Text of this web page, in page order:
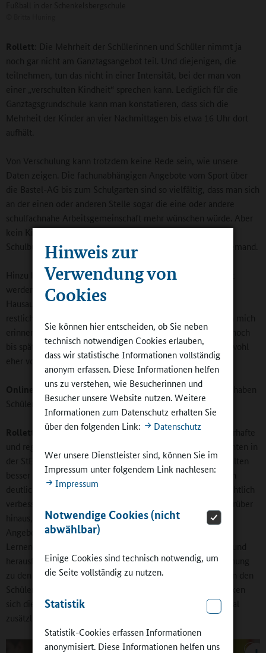
Hinweis zur
Verwendung von
Cookies
Sie können hier entscheiden, ob Sie neben
technisch notwendigen Cookies erlauben,
dass wir statistische Informationen vollständig
anonym erfassen. Diese Informationen helfen
uns zu verstehen, wie Besucherinnen und
Besucher unsere Website nutzen. Weitere
Informationen zum Datenschutz erhalten Sie
über den folgenden Link:
Datenschutz
Wer unsere Dienstleister sind, können Sie im
Impressum unter folgendem Link nachlesen:
Impressum
Notwendige Cookies (nicht
abwählbar)
Einige Cookies sind technisch notwendig, um
die Seite vollständig zu nutzen.
Statistik
Statistik-Cookies erfassen Informationen
anonymisiert. Diese Informationen helfen uns
Rollett : Die Mehrheit der Schülerinnen und Schüler nimmt ja
noch gar nicht am Ganztagsangebot teil. Und diejenigen, die
teilnehmen, tun das nicht in einer Intensität, bei der man von
einer „verschulten Kindheit“ sprechen kann. Lediglich für die
Ganztagsgrundschule kann man konstatieren, dass sich die
Mehrheit der Kinder an vier Nachmittagen bis etwa 16 Uhr dort
aufhält.
Von Verschulung kann trotzdem keine Rede sein, wie unsere
Daten zeigen. Die fachunabhängigen Angebote vom Sport über
die Bastel-AG bis zum Schulgarten sind so vielfältig, dass man sich
an der einen oder anderen Stelle sogar die eine oder andere
schulfachnahe Arbeitsgemeinschaft mehr wünschen würde. Aber
kein Kind sitzt von 8 bis 16 Uhr auf einem Stuhl vor einem
Schulbuch. Eine Ganztagsunterrichtsschule möchte auch niemand.
Hinzu kommt, dass die Hausaufgaben in der Schule erledigt
werden sollten. Wenn wir diese mit einer funktionierenden
Hausaufgabenbetreuung in die Schule verlagern, sollte der
restliche Tag bis auf gelegentliches Üben frei sein. Ich kann mich
erinnern, wie ich selbst früher gar nicht so selten zu Hause noch
bis spätabends über den Hausaufgaben saß – da kann man wohl
eher von „Verschulung der Kindheit“ sprechen.
Online-Redaktion: Sie untersuchen auch Wirkungen: Was haben
Schüler davon, wenn sie ein Ganztagsangebot nutzen?
Rollett
: Die Grundbedingung für die Wirkung ist eine dauerhafte
und regelmäßige Teilnahme am Ganztagsangebot. Wir konnten in
der StEG-Studie nachweisen, dass sich dann das Sozialverhalten
besser entwickelt und das Risiko für Klassenwiederholungen
deutlich verringert. Weitere Wirkungen zum Beispiel hinsichtlich
verbesserter Schulnoten oder der Schulfreude finden wir darüber
hinaus, wenn die Schülerinnen und Schüler die Qualität der
Angebote als positiv wahrnehmen, sie sich zum Beispiel im
Lernen unterstützt sehen und die Angebote als aktivierend und
herausfordernd erleben. Wenn dann noch die soziale Beziehung
zu den Lehrkräften oder dem außerschulischen Personal von den
Schülerinnen und Schülern als gut empfunden wird, verstärken
sich die positiven Wirkungen der Ganztagsangebote nochmal
zusätzlich.